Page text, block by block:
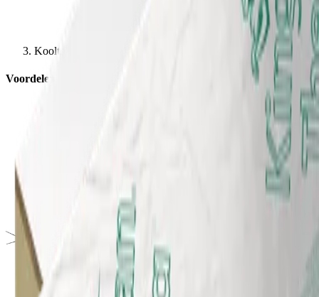
Kooltherm K10 Plafondplaat
Voordelen van Kooltherm